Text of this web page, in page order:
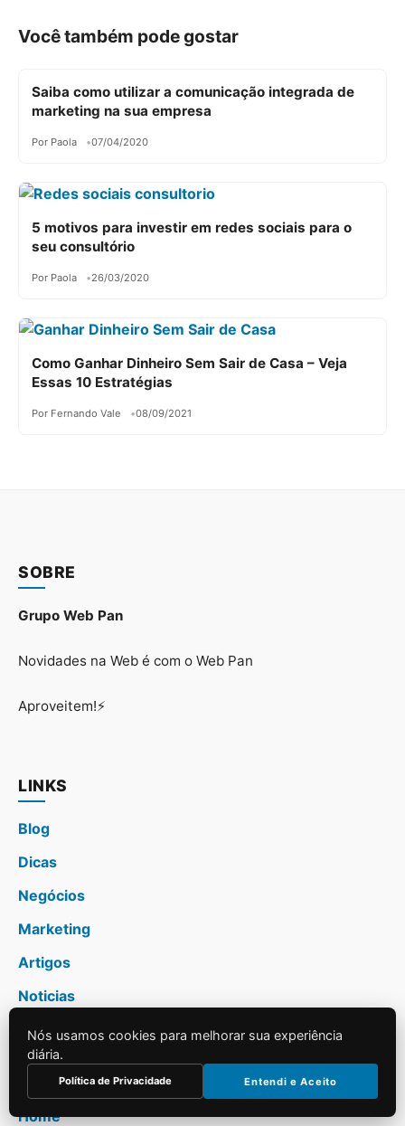
Você também pode gostar
Saiba como utilizar a comunicação integrada de
marketing na sua empresa
Por Paola 07/04/2020
5 motivos para investir em redes sociais para o
seu consultório
Por Paola 26/03/2020
Como Ganhar Dinheiro Sem Sair de Casa – Veja
Essas 10 Estratégias
Por Fernando Vale 08/09/2021
SOBRE
Grupo Web Pan
Novidades na Web é com o Web Pan
Aproveitem!⚡
LINKS
Blog
Dicas
Negócios
Marketing
Artigos
Noticias
Home
Nós usamos cookies para melhorar sua experiência
diária.
Política de Privacidade Entendi e Aceito